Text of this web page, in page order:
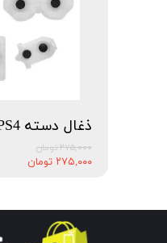
ذغال دسته PS4 - ست کامل
۲۷۵,۰۰۰ تومان
۲۷۵,۰۰۰ تومان